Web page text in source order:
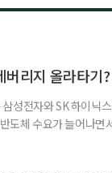
리지 올라타기
성전자와 SK 하이닉
도체 수요가 늘어나면